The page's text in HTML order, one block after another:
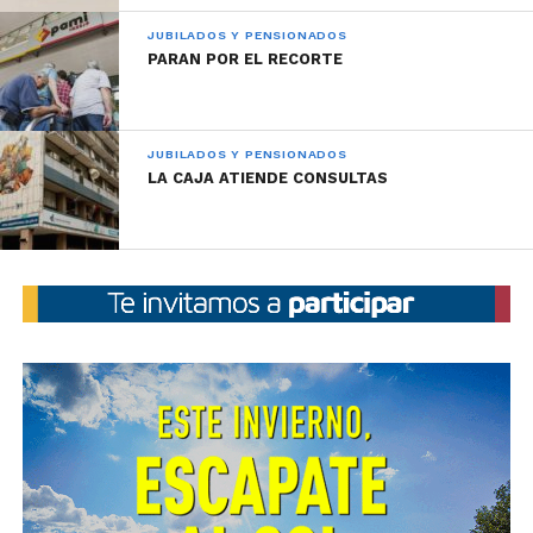
JUBILADOS Y PENSIONADOS
PARAN POR EL RECORTE
JUBILADOS Y PENSIONADOS
LA CAJA ATIENDE CONSULTAS